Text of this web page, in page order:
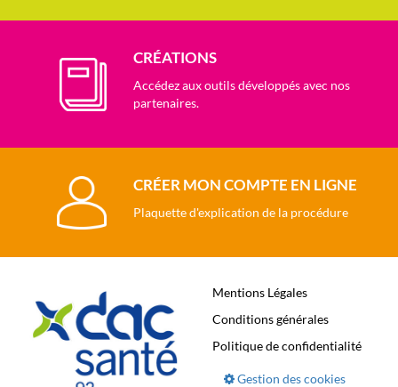
CRÉATIONS
Accédez aux outils développés avec nos
partenaires.
CRÉER MON COMPTE EN LIGNE
Plaquette d'explication de la procédure
Mentions Légales
Conditions générales
Politique de confidentialité
Gestion des cookies